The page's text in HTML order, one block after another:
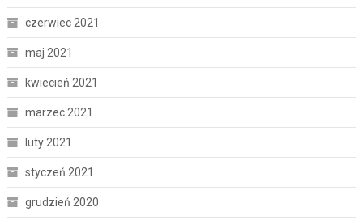
czerwiec 2021
maj 2021
kwiecień 2021
marzec 2021
luty 2021
styczeń 2021
grudzień 2020